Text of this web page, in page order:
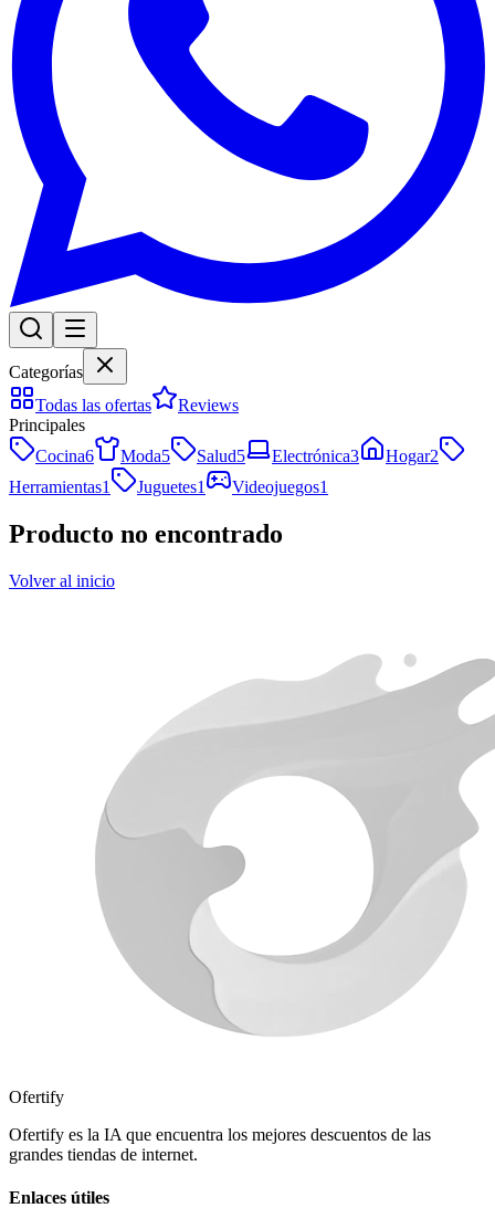
Categorías
Todas las ofertas
Reviews
Principales
Cocina6 Moda5 Salud5 Electrónica3 Hogar2
Herramientas1 Juguetes1 Videojuegos1
Producto no encontrado
Volver al inicio
Ofertify
Ofertify es la IA que encuentra los mejores descuentos de las
grandes tiendas de internet.
Enlaces útiles